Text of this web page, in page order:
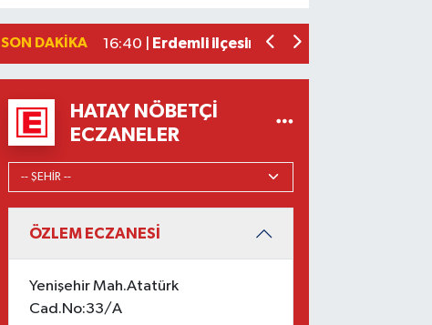
SON DAKIKA
16:40 |
Erdemli ilçesinde park halindeki cipte
HATAY NÖBETÇI
ECZANELER
ÖZLEM ECZANESİ
Yenişehir Mah.Atatürk
Cad.No:33/A